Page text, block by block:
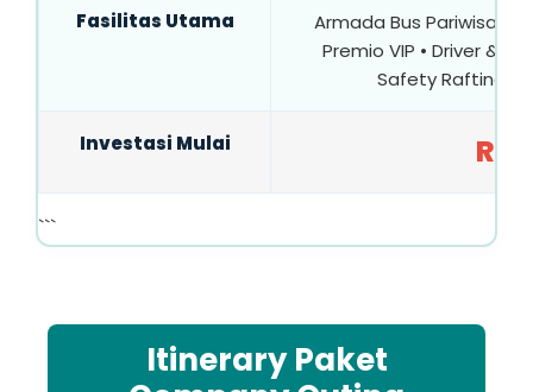
Fasilitas Utama
Armada Bus Pariwisata
Premio VIP • Driver &
Safety Rafting
Investasi Mulai Rp
```
Itinerary Paket